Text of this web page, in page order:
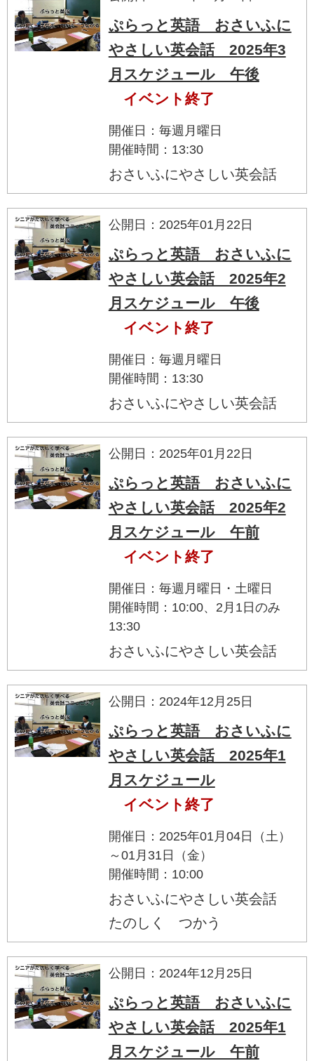
ぷらっと英語 おさいふに
やさしい英会話 2025年3
月スケジュール 午後
イベント終了
開催日：毎週月曜日
開催時間：13:30
おさいふにやさしい英会話
公開日：2025年01月22日
ぷらっと英語 おさいふに
やさしい英会話 2025年2
月スケジュール 午後
イベント終了
開催日：毎週月曜日
開催時間：13:30
おさいふにやさしい英会話
公開日：2025年01月22日
ぷらっと英語 おさいふに
やさしい英会話 2025年2
月スケジュール 午前
イベント終了
開催日：毎週月曜日・土曜日
開催時間：10:00、2月1日のみ
13:30
おさいふにやさしい英会話
公開日：2024年12月25日
ぷらっと英語 おさいふに
やさしい英会話 2025年1
月スケジュール
イベント終了
開催日：2025年01月04日（土）
～01月31日（金）
開催時間：10:00
おさいふにやさしい英会話
たのしく つかう
公開日：2024年12月25日
ぷらっと英語 おさいふに
やさしい英会話 2025年1
月スケジュール 午前